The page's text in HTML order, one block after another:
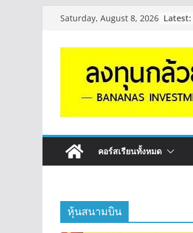
content
Saturday, August 8, 2026 Latest:
คอร์สเรียนทั้งหมด
หุ้นสนามบิน